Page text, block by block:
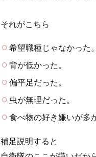
それがこちら
希望職種じゃなかった。
背が低かった。
偏平足だった。
虫が無理だった。
食べ物の好き嫌いが多
補足説明すると